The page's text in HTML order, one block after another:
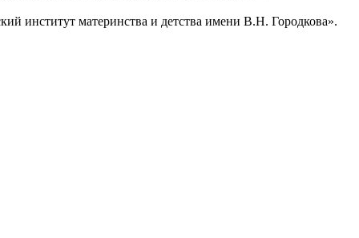
институт материнства и детства имени В.Н. Городкова».